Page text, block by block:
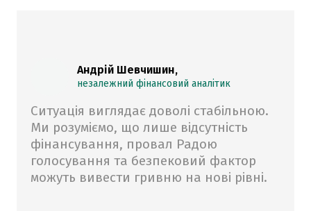
Андрій Шевчишин,
незалежний фінансовий аналітик
Ситуація виглядає доволі стабільною.
Ми розуміємо, що лише відсутність
фінансування, провал Радою
голосування та безпековий фактор
можуть вивести гривню на нові рівні.